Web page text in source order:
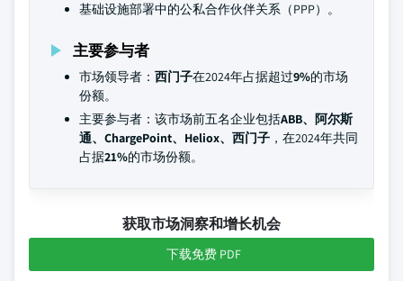
基础设施部署中的公私合作伙伴关系（PPP）。
主要参与者
市场领导者： 西门子在2024年占据超过9%的市场
份额。
主要参与者：该市场前五名企业包括ABB、阿尔斯
通、ChargePoint、Heliox、西门子 ，在2024年共同
占据21%的市场份额。
获取市场洞察和增长机会
下载免费 PDF